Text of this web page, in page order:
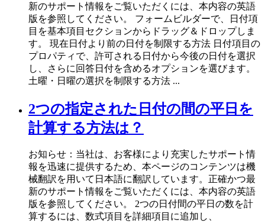
新のサポート情報をご覧いただくには、本内容の英語
版を参照してください。 フォームビルダーで、日付項
目を基本項目セクションからドラッグ＆ドロップしま
す。 現在日付より前の日付を制限する方法 日付項目の
プロパティで、許可される日付から今後の日付を選択
し、さらに回答日付を含めるオプションを選びます。
土曜・日曜の選択を制限する方法 ...
2つの指定された日付の間の平日を
計算する方法は？
お知らせ：当社は、お客様により充実したサポート情
報を迅速に提供するため、本ページのコンテンツは機
械翻訳を用いて日本語に翻訳しています。正確かつ最
新のサポート情報をご覧いただくには、本内容の英語
版を参照してください。 2つの日付間の平日の数を計
算するには、数式項目を詳細項目に追加し、